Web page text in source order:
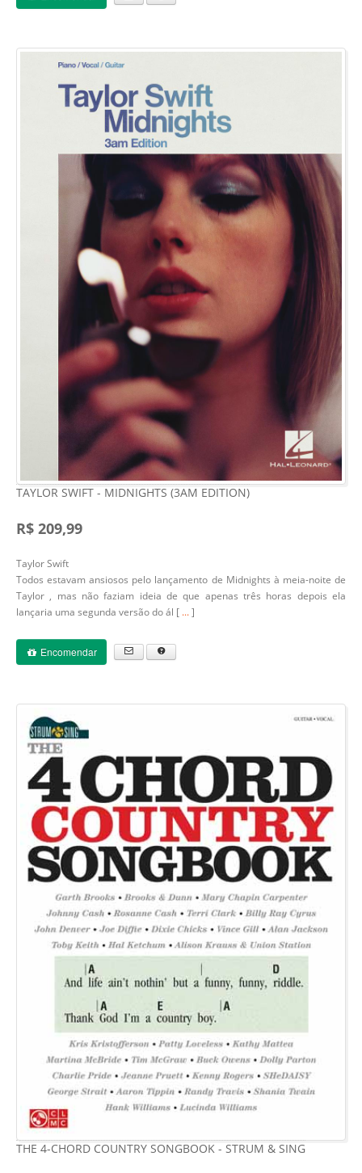
TAYLOR SWIFT - MIDNIGHTS (3AM EDITION)
R$ 209,99
Taylor Swift
Todos estavam ansiosos pelo lançamento de Midnights à meia-noite de
Taylor , mas não faziam ideia de que apenas três horas depois ela
lançaria uma segunda versão do ál [ ...]
Encomendar
THE 4-CHORD COUNTRY SONGBOOK - STRUM & SING